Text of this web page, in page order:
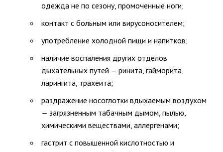
одежда не по сезону, промоченные ноги;
контакт с больным или вирусоносителем;
употребление холодной пищи и напитков;
наличие воспаления других отделов
дыхательных путей — ринита, гайморита,
ларингита, трахеита;
раздражение носоглотки вдыхаемым воздухом
— загрязненным табачным дымом, пылью,
химическими веществами, аллергенами;
гастрит с повышенной кислотностью и